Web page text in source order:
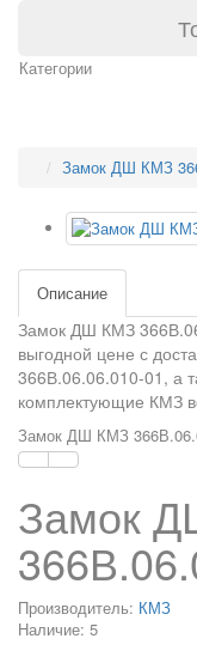
Категории
Замок ДШ КМЗ
Описание
Замок ДШ КМЗ
выгодной цене с
366В.06.06.010-01 , а
комплектующие КМЗ
Замок ДШ КМЗ
Замок
Производитель: КМЗ
Наличие: 5